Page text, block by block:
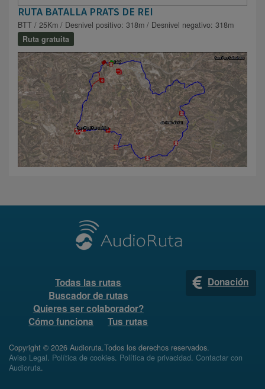
RUTA BATALLA PRATS DE REI
BTT / 25Km / Desnivel positivo: 318m / Desnivel negativo: 318m
Ruta gratuita
Todas las rutas
Buscador de rutas
Quieres ser colaborador?
Cómo funciona
Tus rutas
Donación
Copyright © 2026 Audioruta.Todos los derechos reservados.
Aviso Legal. Política de cookies. Política de privacidad. Contactar con
Audioruta.